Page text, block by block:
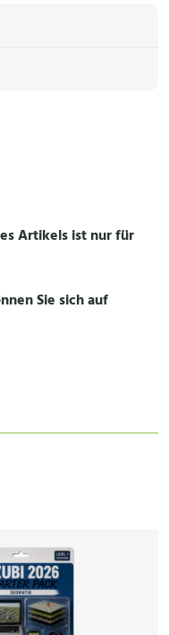
Artikels ist nur für
Sie sich auf